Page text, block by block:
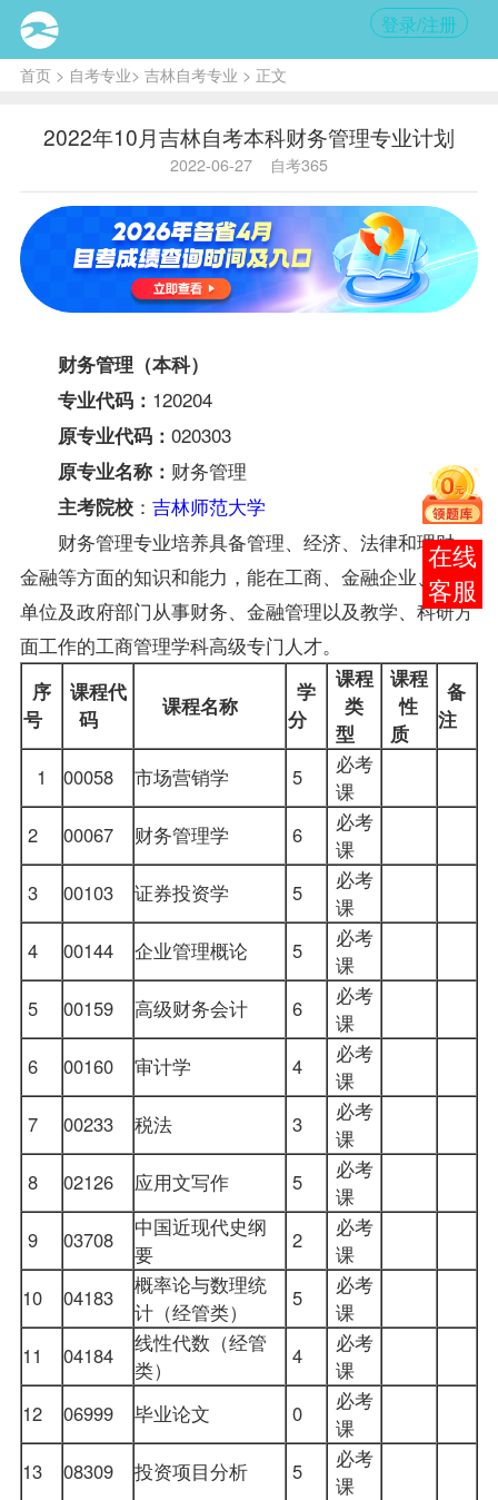
登录/注册
首页> 自考专业> 吉林自考专业 > 正文
2022年10月吉林自考本科财务管理专业计划
2022-06-27 自考365
财务管理（本科）
专业代码： 120204
原专业代码： 020303
原专业名称： 财务管理
主考院校： 吉林师范大学
财务管理专业培养具备管理、经济、法律和理财、
金融等方面的知识和能力，能在工商、金融企业、事业
单位及政府部门从事财务、金融管理以及教学、科研方
面工作的工商管理学科高级专门人才。
序
号
课程代
码
课程名称
学
分
课程
类
型
课程
性
质
备
注
1 00058 市场营销学 5
必考
课
2
00067 财务管理学 6
必考
课
3
00103 证券投资学 5
必考
课
4
00144 企业管理概论 5
必考
课
5
00159 高级财务会计 6
必考
课
6
00160 审计学 4
必考
课
7
00233 税法 3
必考
课
8
02126 应用文写作 5
必考
课
9
03708
中国近现代史纲
要
2
必考
课
10 04183 概率论与数理统
计（经管类）
5
必考
课
11 04184 线性代数（经管
类）
4
必考
课
12 06999 毕业论文 0
必考
课
13 08309 投资项目分析 5
必考
课
报考
咨询